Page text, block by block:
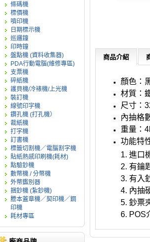
條碼機
標價機
噴印機
日期標示機
巡邏鐘
印時鐘
盤點機 (資料收集器)
PDA行動電腦(維修專區)
支票機
碎紙機
護貝機/冷裱機/上光機
裝訂機
線號印字機
鑽孔機 (打孔機）
裁紙機
打字機
訂書機
標籤切割機／電腦割字機
貼紙熱感印刷機(耗材)
點驗鈔機
數幣機 / 分幣機
外幣鑑別器
捆鈔機 (紮鈔機)
謄本蓋章機／契印機／鋼
印機
耗材專區
商品介紹
顏色：
材質：
尺寸：
內抽格
重量：
功能特
1. 進口
2. 有鑰
3. 有入
4. 內抽
5. 鈔票
6. POS